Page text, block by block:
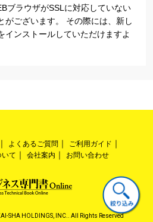
ブラウザがSSLに対応していない
がございます。 その際には、新し
インストールしていただけますよ
よくあるご質問
ご利用ガイド
て
会社案内 お問い合わせ
SHA HOLDINGS, INC.. All Rights Reserved